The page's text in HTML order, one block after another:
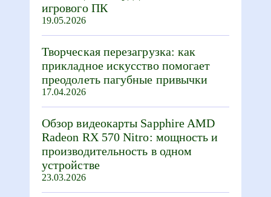
игрового ПК
19.05.2026
Творческая перезагрузка: как
прикладное искусство помогает
преодолеть пагубные привычки
17.04.2026
Обзор видеокарты Sapphire AMD
Radeon RX 570 Nitro: мощность и
производительность в одном
устройстве
23.03.2026